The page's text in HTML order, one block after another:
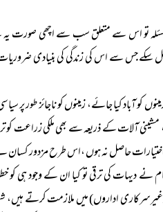
تو اس سے متعلق سب سے اچھی صورت یہ
مل سکے جس سے اس کی زندگی کی بنیادی
کو آباد کیا جائے، زمینوں کو ناجائز
آلات کے ذریعہ سے بھی ملکی زراعت کو
حاصل نہ ہوں ،اس طرح مزدور کسان
نے دیہات کی ترقی تو کیا ان کے وجود
اداروں) میں ملازمت کرتے